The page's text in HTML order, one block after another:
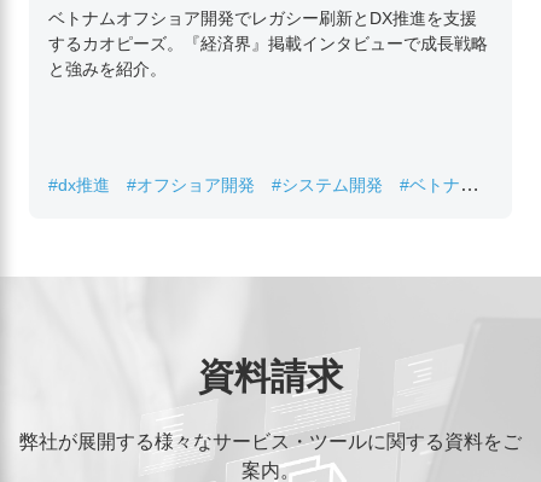
ベトナムオフショア開発でレガシー刷新とDX推進を支援
するカオピーズ。『経済界』掲載インタビューで成長戦略
と強みを紹介。
#dx推進 #オフショア開発 #システム開発
#ベトナムIT
資料請求
弊社が展開する様々なサービス・ツールに関する資料をご
案内。